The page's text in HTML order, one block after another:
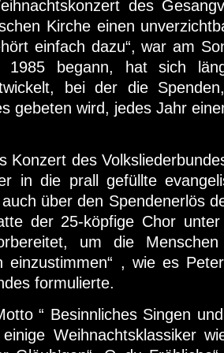
des
Kirche einen
einfach dazu“, war am
1985 begann, hat sich
bei der die
gebeten wird, jedes Jahr
Konzert des
in die prall gefüllte
über den Spendenerlös
der 25-köpfige Chor
um die
einzustimmen“ , wie es
formulierte.
“ Besinnliches Singen
Weihnachtsklassiker